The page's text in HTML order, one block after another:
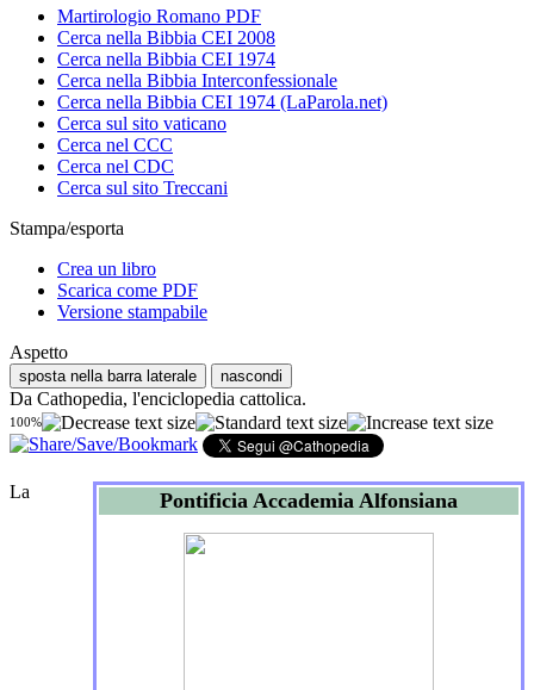
Martirologio Romano PDF
Cerca nella Bibbia CEI 2008
Cerca nella Bibbia CEI 1974
Cerca nella Bibbia Interconfessionale
Cerca nella Bibbia CEI 1974 (LaParola.net)
Cerca sul sito vaticano
Cerca nel CCC
Cerca nel CDC
Cerca sul sito Treccani
Stampa/esporta
Crea un libro
Scarica come PDF
Versione stampabile
Aspetto
sposta nella barra laterale nascondi
Da Cathopedia, l'enciclopedia cattolica.
100%
Pontificia Accademia Alfonsiana
La